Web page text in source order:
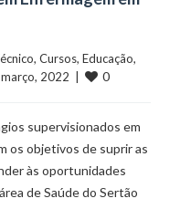
, Cursos, Educação
março, 2022  |
0
supervisionados em
os objetivos de suprir as
às oportunidades
de Saúde do Sertão